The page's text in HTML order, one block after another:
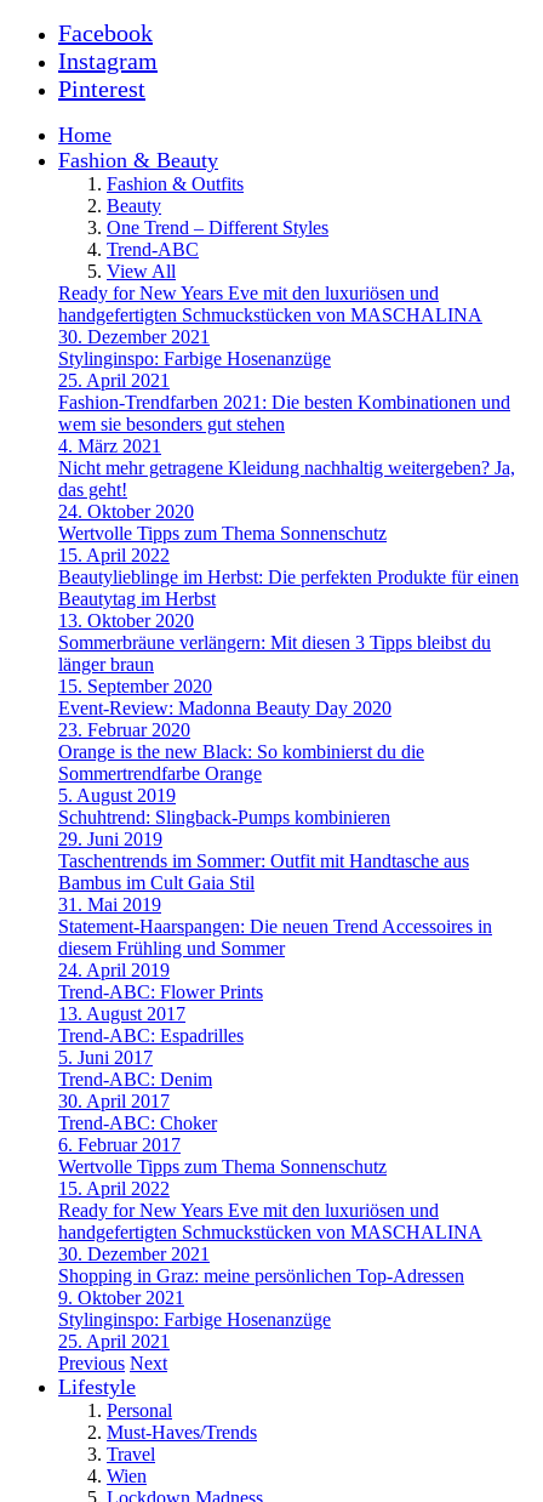
Facebook
Instagram
Pinterest
Home
Fashion & Beauty
Fashion & Outfits
Beauty
One Trend – Different Styles
Trend-ABC
View All
Ready for New Years Eve mit den luxuriösen und
handgefertigten Schmuckstücken von MASCHALINA
30. Dezember 2021
Stylinginspo: Farbige Hosenanzüge
25. April 2021
Fashion-Trendfarben 2021: Die besten Kombinationen und
wem sie besonders gut stehen
4. März 2021
Nicht mehr getragene Kleidung nachhaltig weitergeben? Ja,
das geht!
24. Oktober 2020
Wertvolle Tipps zum Thema Sonnenschutz
15. April 2022
Beautylieblinge im Herbst: Die perfekten Produkte für einen
Beautytag im Herbst
13. Oktober 2020
Sommerbräune verlängern: Mit diesen 3 Tipps bleibst du
länger braun
15. September 2020
Event-Review: Madonna Beauty Day 2020
23. Februar 2020
Orange is the new Black: So kombinierst du die
Sommertrendfarbe Orange
5. August 2019
Schuhtrend: Slingback-Pumps kombinieren
29. Juni 2019
Taschentrends im Sommer: Outfit mit Handtasche aus
Bambus im Cult Gaia Stil
31. Mai 2019
Statement-Haarspangen: Die neuen Trend Accessoires in
diesem Frühling und Sommer
24. April 2019
Trend-ABC: Flower Prints
13. August 2017
Trend-ABC: Espadrilles
5. Juni 2017
Trend-ABC: Denim
30. April 2017
Trend-ABC: Choker
6. Februar 2017
Wertvolle Tipps zum Thema Sonnenschutz
15. April 2022
Ready for New Years Eve mit den luxuriösen und
handgefertigten Schmuckstücken von MASCHALINA
30. Dezember 2021
Shopping in Graz: meine persönlichen Top-Adressen
9. Oktober 2021
Stylinginspo: Farbige Hosenanzüge
25. April 2021
Previous Next
Lifestyle
Personal
Must-Haves/Trends
Travel
Wien
Lockdown Madness